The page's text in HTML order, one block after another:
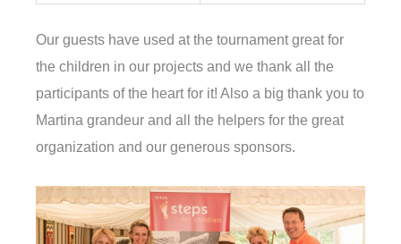
Our guests have used at the tournament great for
the children in our projects and we thank all the
participants of the heart for it! Also a big thank you to
Martina grandeur and all the helpers for the great
organization and our generous sponsors.